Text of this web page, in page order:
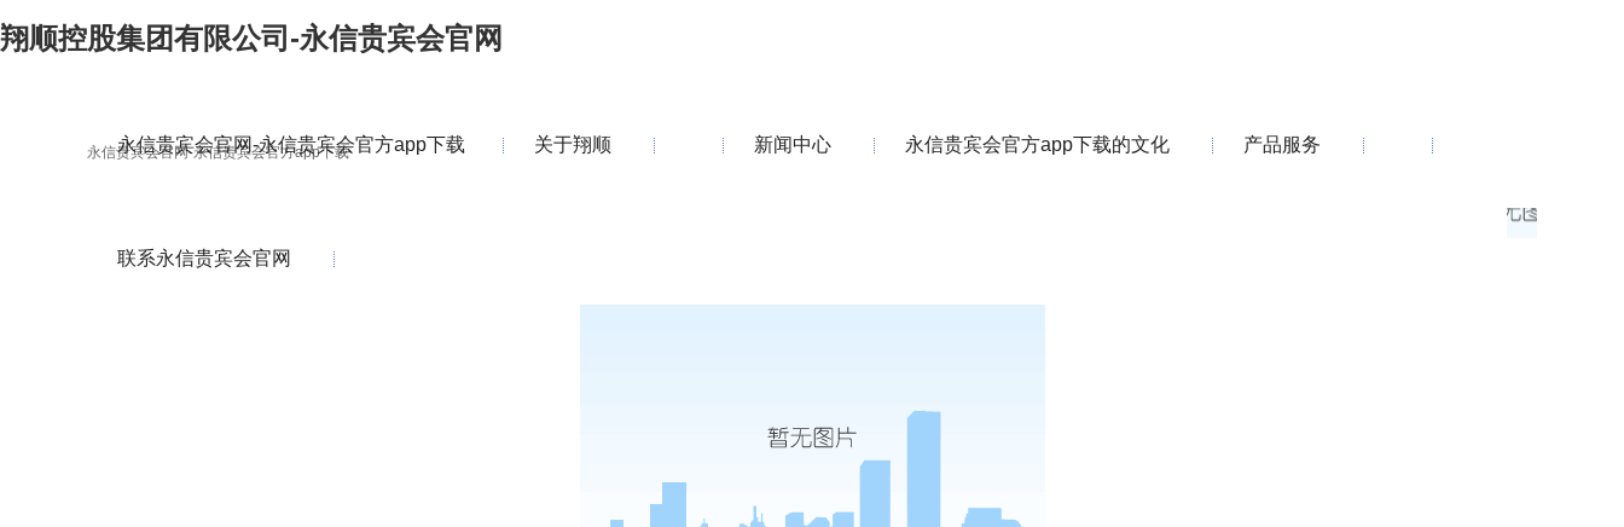
翔顺控股集团有限公司-永信贵宾会官网
永信贵宾会官网-永信贵宾会官方app下载
永信贵宾会官网-永信贵宾会官方app下载 关于翔顺 新闻中心 永信贵宾会官方app下载的文化 产品服务
联系永信贵宾会官网